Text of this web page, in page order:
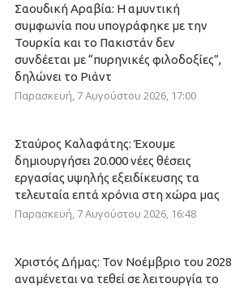
Σαουδική Αραβία: Η αμυντική
συμφωνία που υπογράφηκε με την
Τουρκία και το Πακιστάν δεν
συνδέεται με “πυρηνικές φιλοδοξίες”,
δηλώνει το Ριάντ
Παρασκευή, 7 Αυγούστου 2026, 17:00
Σταύρος Καλαφάτης: Έχουμε
δημιουργήσει 20.000 νέες θέσεις
εργασίας υψηλής εξειδίκευσης τα
τελευταία επτά χρόνια στη χώρα μας
Παρασκευή, 7 Αυγούστου 2026, 16:48
Χριστός Δήμας: Τον Νοέμβριο του 2028
αναμένεται να τεθεί σε λειτουργία το